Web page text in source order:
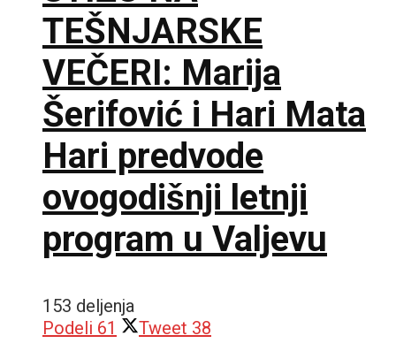
TEŠNJARSKE
VEČERI: Marija
Šerifović i Hari Mata
Hari predvode
ovogodišnji letnji
program u Valjevu
153 deljenja
Podeli 61 Tweet 38